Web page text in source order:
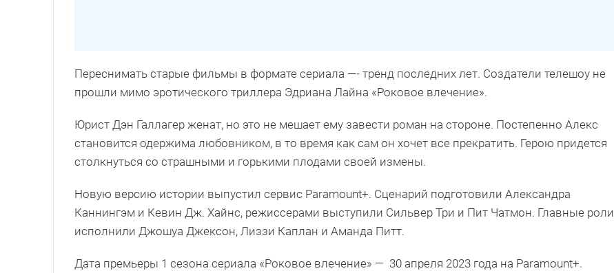
Переснимать старые фильмы в формате сериала —- тренд последних лет. Создатели телешоу не
прошли мимо эротического триллера Эдриана Лайна «Роковое влечение».
Юрист Дэн Галлагер женат, но это не мешает ему завести роман на стороне. Постепенно Алекс
становится одержима любовником, в то время как сам он хочет все прекратить. Герою придется
столкнуться со страшными и горькими плодами своей измены.
Новую версию истории выпустил сервис Paramount+. Сценарий подготовили Александра
Каннингэм и Кевин Дж. Хайнс, режиссерами выступили Сильвер Три и Пит Чатмон. Главные роли
исполнили Джошуа Джексон, Лиззи Каплан и Аманда Питт.
Дата премьеры 1 сезона сериала «Роковое влечение» — 30 апреля 2023 года на Paramount+.